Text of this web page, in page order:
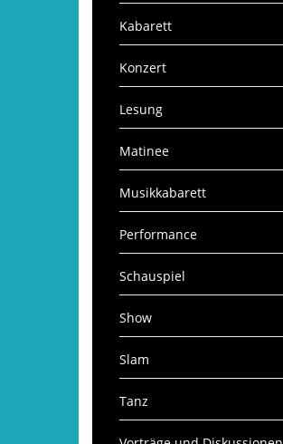
Kabarett
Konzert
Lesung
Matinee
Musikkabarett
Performance
Schauspiel
Show
Slam
Tanz